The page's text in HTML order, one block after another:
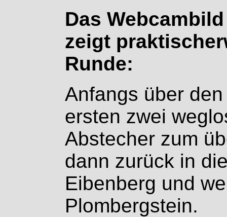
Das
zeigt
Runde:
Anfangs über
ersten zwei
Abstecher zum
dann zurück in
Eibenberg und
Plombergstein.